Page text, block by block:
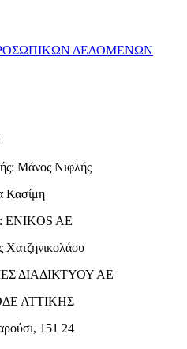
ΔΕΔΟΜΕΝΩΝ
Μάνος Νιφλής
Κασίμη
ENIKOS AE
Χατζηνικολάου
ΔΙΑΔΙΚΤΥΟΥ ΑΕ
ΑΤΤΙΚΗΣ
151 24